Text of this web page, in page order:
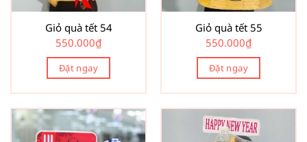
Giỏ quà tết 54
550.000₫
Đặt ngay
Giỏ quà tết 55
550.000₫
Đặt ngay